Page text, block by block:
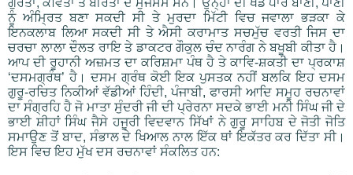
ਨੂੰ ਅੰਮ੍ਰਿਤ ਬਣਾ ਸਕਦੀ ਸੀ ਤੇ ਮੁਰਦਾ ਮਿੱਟੀ ਵਿਚ ਜਵਾਲਾ ਭੜਕਾ ਕੇ
ਇਨਕਲਾਬ ਲਿਆ ਸਕਦੀ ਸੀ ਤੇ ਐਸੀ ਕਰਾਮਾਤ ਸਚਮੁੱਚ ਵਰਤੀ ਜਿਸ ਦਾ
ਚਰਚਾ ਲਾਲਾ ਦੌਲਤ ਰਾਇ ਤੇ ਡਾਕਟਰ ਗੌਕੁਲ ਚੰਦ ਨਾਰੰਗ ਨੇ ਬਖੂਬੀ ਕੀਤਾ ਹੈ।
ਆਪ ਦੀ ਰੂਹਾਨੀ ਅਜ਼ਮਤ ਦਾ ਕਰਿਸ਼ਮਾ ਪੰਥ ਹੈ ਤੇ ਕਾਵਿ-ਸ਼ਕਤੀ ਦਾ ਪ੍ਰਕਾਸ਼
‘ਦਸਮਗ੍ਰੰਥ’ ਹੈ। ਦਸਮ ਗ੍ਰੰਥ ਕੋਈ ਇਕ ਪੁਸਤਕ ਨਹੀਂ ਬਲਕਿ ਇਹ ਦਸਮ
ਗੁਰੂ-ਰਚਿਤ ਨਿਕੀਆਂ ਵੱਡੀਆਂ ਹਿੰਦੀ, ਪੰਜਾਬੀ, ਫਾਰਸੀ ਆਦਿ ਸਮੂਹ ਰਚਨਾਵਾਂ
ਦਾ ਸੰਗ੍ਰਹਿ ਹੈ ਜੋ ਮਾਤਾ ਸੁੰਦਰੀ ਜੀ ਦੀ ਪ੍ਰੇਰਨਾ ਸਦਕੇ ਭਾਈ ਮਨੀ ਸਿੰਘ ਜੀ ਦੇ
ਭਾਈ ਸ਼ੀਹਾਂ ਸਿੰਘ ਜੈਸੇ ਹਜੂਰੀ ਵਿਦਵਾਨ ਸਿੱਖਾਂ ਨੇ ਗੁਰੂ ਸਾਹਿਬ ਦੇ ਜੋਤੀ ਜੋਤਿ
ਸਮਾਉਣ ਤੋਂ ਬਾਦ, ਸੰਭਾਲ ਦੇ ਖਿਆਲ ਨਾਲ ਇੱਕ ਥਾਂ ਇਕੱਤਰ ਕਰ ਦਿੱਤਾ ਸੀ।
ਇਸ ਵਿਚ ਇਹ ਮੁੱਖ ਦਸ ਰਚਨਾਵਾਂ ਸੰਕਲਿਤ ਹਨ: